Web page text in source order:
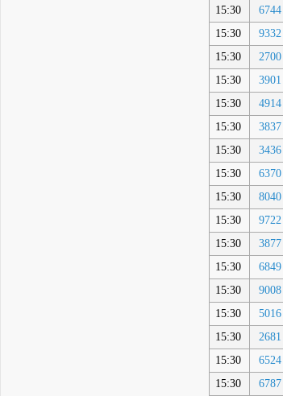
15:30
6744
15:30
9332
15:30
2700
15:30
3901
15:30
4914
15:30
3837
15:30
3436
15:30
6370
15:30
8040
15:30
9722
15:30
3877
15:30
6849
15:30
9008
15:30
5016
15:30
2681
15:30
6524
15:30
6787